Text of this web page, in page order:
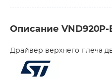
Описание VND920P-
Драйвер верхнего плеча